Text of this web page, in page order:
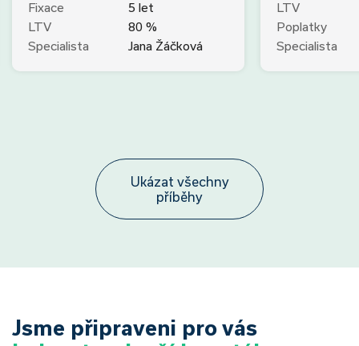
Fixace
5 let
LTV
80 %
Specialista
Jana Žáčková
LTV
Poplatky
Specialista
Ukázat všechny
příběhy
Jsme připraveni pro vás